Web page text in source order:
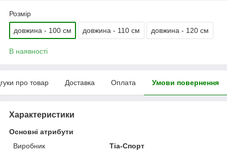
Розмір
довжина - 100 см довжина - 110 см довжина - 120 см
В наявності
про товар Доставка Оплата Умови повернення
Характеристики
Основні атрибути
Виробник
Тіа-Спорт